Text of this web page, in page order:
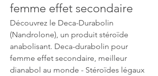
femme effet secondaire
Découvrez le Deca-Durabolin
(Nandrolone), un produit stéroïde
anabolisant. Deca-durabolin pour
femme effet secondaire, meilleur
dianabol au monde - Stéroïdes légaux